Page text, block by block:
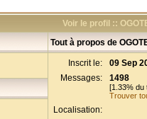
Voir le profil ::
Tout à propos de
Inscrit le:
09 Sep
Messages:
1498
[1.33% du
Trouver
Localisation: